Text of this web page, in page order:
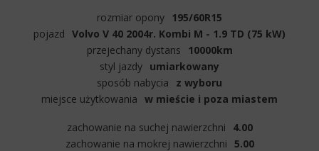
rozmiar opony 195/60R15
pojazd Volvo V 40 2004r. Kombi M - 1.9 TD (75 kW)
przejechany dystans
10000km
styl jazdy umiarkowany
sposób nabycia
z wyboru
miejsce użytkowania w mieście i poza miastem
zachowanie na suchej nawierzchni
4.00
zachowanie na mokrej nawierzchni 5.00